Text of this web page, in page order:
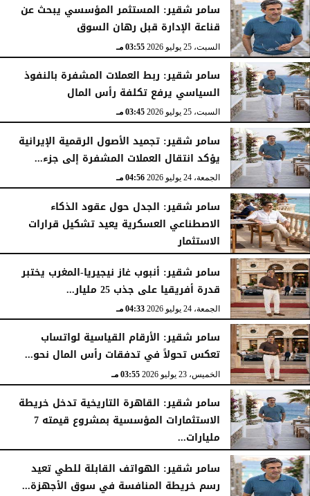
سامر شقير: المستثمر المؤسسي يبحث عن
قناعة الإدارة قبل رهان السوق
السبت، 25 يوليو 2026 03:55 مـ
سامر شقير: ربط العملات المشفرة بالنفوذ
السياسي يرفع تكلفة رأس المال
السبت، 25 يوليو 2026 03:45 مـ
سامر شقير: تجميد الأصول الرقمية الإيرانية
يؤكد انتقال العملات المشفرة إلى جزء...
الجمعة، 24 يوليو 2026 04:56 مـ
سامر شقير: الجدل حول عقود الذكاء
الاصطناعي العسكرية يعيد تشكيل قرارات
الاستثمار
الجمعة، 24 يوليو 2026 04:45 مـ
سامر شقير: أنبوب غاز نيجيريا-المغرب يختبر
قدرة أفريقيا على جذب 25 مليار...
الجمعة، 24 يوليو 2026 04:33 مـ
سامر شقير: الأرقام القياسية لواتساب
تعكس تحولاً في تدفقات رأس المال نحو...
الخميس، 23 يوليو 2026 03:55 مـ
سامر شقير: القاهرة التاريخية تدخل خريطة
الاستثمارات المؤسسية بمشروع قيمته 7
مليارات...
الخميس، 23 يوليو 2026
سامر شقير: الهواتف القابلة للطي تعيد
رسم خريطة المنافسة في سوق الأجهزة...